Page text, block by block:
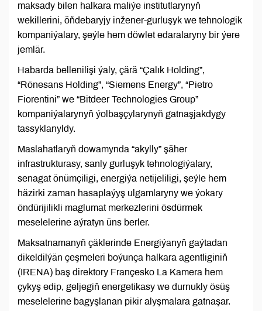
maksady bilen halkara maliýe institutlarynyň
wekillerini, öňdebaryjy inžener-gurluşyk we tehnologik
kompaniýalary, şeýle hem döwlet edaralaryny bir ýere
jemlär.
Habarda bellenilişi ýaly, çärä “Çalık Holding”,
“Rönesans Holding”, “Siemens Energy”, “Pietro
Fiorentini” we “Bitdeer Technologies Group”
kompaniýalarynyň ýolbaşçylarynyň gatnaşjakdygy
tassyklanyldy.
Maslahatlaryň dowamynda “akylly” şäher
infrastrukturasy, sanly gurluşyk tehnologiýalary,
senagat önümçiligi, energiýa netijeliligi, şeýle hem
häzirki zaman hasaplaýyş ulgamlaryny we ýokary
öndürijilikli maglumat merkezlerini ösdürmek
meselelerine aýratyn üns berler.
Maksatnamanyň çäklerinde Energiýanyň gaýtadan
dikeldilýän çeşmeleri boýunça halkara agentliginiň
(IRENA) baş direktory Françesko La Kamera hem
çykyş edip, geljegiň energetikasy we durnukly ösüş
meselelerine bagyşlanan pikir alyşmalara gatnaşar.